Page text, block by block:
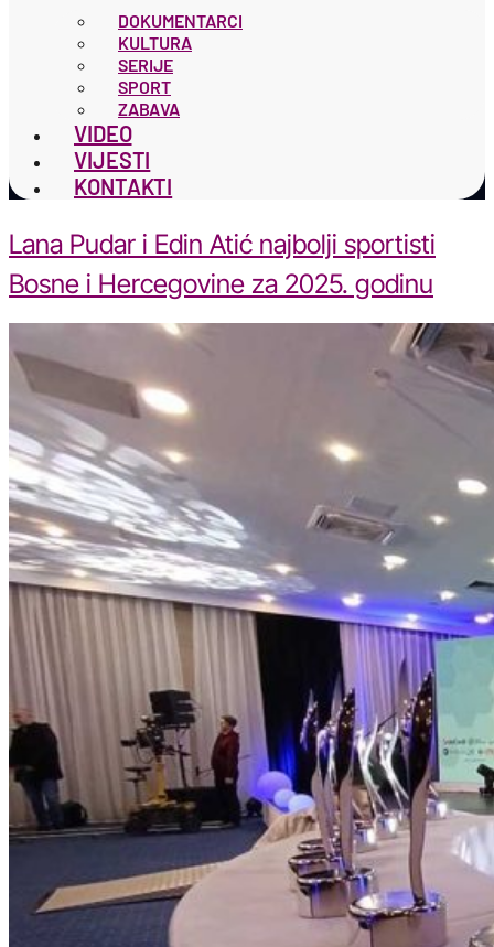
DOKUMENTARCI
KULTURA
SERIJE
SPORT
ZABAVA
VIDEO
VIJESTI
KONTAKTI
Lana Pudar i Edin Atić najbolji sportisti
Bosne i Hercegovine za 2025. godinu